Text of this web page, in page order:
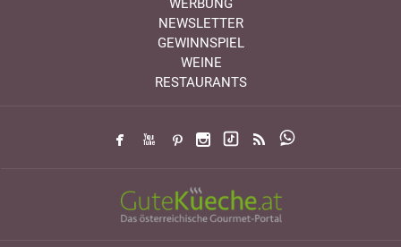
WERBUNG
NEWSLETTER
GEWINNSPIEL
WEINE
RESTAURANTS